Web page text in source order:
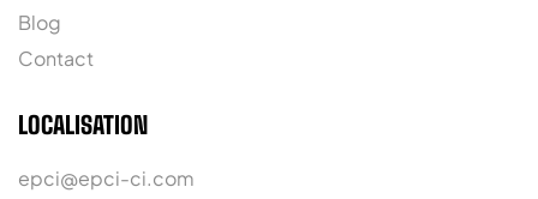
Blog
Contact
LOCALISATION
epci@epci-ci.com